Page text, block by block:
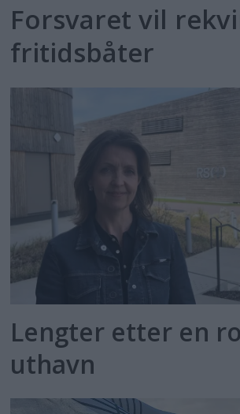
Forsvaret vil
fritidsbåter
Lengter etter en
uthavn